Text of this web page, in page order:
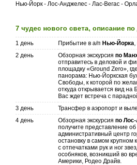
Нью-Йорк - Лос-Анджелес - Лас-Вегас -
7 чудес нового света, описание
1 день Прибытие в а/п Нью-Йорка
2 день
Обзорная экскурсия по
отправитесь в деловой и
площадку «Ground Zero»,
панорама: Нью-Йоркская
Свободы, к которой по
откуда открывается вид на
Вас ждет встреча с
3 день
Трансфер в аэропорт и
4 день
Обзорная экскурсия по
получите представление
административный центр
остановку в самом
с отпечатками рук и ног
особняков, возникший во
Америки, Родео Драйв.